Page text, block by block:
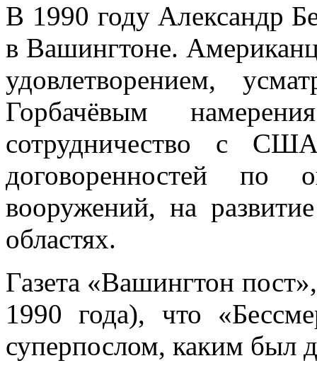
В 1990 году Александр
в Вашингтоне.
удовлетворением,
Горбачёвым
сотрудничество с
договоренностей по
вооружений, на
областях.
Газета «Вашингтон
1990 года), что
суперпослом, каким был